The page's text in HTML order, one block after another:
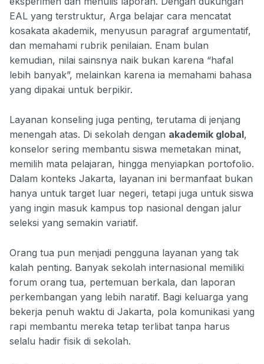
EAL yang terstruktur, Arga belajar cara mencatat
kosakata akademik, menyusun paragraf argumentatif,
dan memahami rubrik penilaian. Enam bulan
kemudian, nilai sainsnya naik bukan karena “hafal
lebih banyak”, melainkan karena ia memahami bahasa
yang dipakai untuk berpikir.
Layanan konseling juga penting, terutama di jenjang
menengah atas. Di sekolah dengan akademik global,
konselor sering membantu siswa memetakan minat,
memilih mata pelajaran, hingga menyiapkan portofolio.
Dalam konteks Jakarta, layanan ini bermanfaat bukan
hanya untuk target luar negeri, tetapi juga untuk siswa
yang ingin masuk kampus top nasional dengan jalur
seleksi yang semakin variatif.
Orang tua pun menjadi pengguna layanan yang tak
kalah penting. Banyak sekolah internasional memiliki
forum orang tua, pertemuan berkala, dan laporan
perkembangan yang lebih naratif. Bagi keluarga yang
bekerja penuh waktu di Jakarta, pola komunikasi yang
rapi membantu mereka tetap terlibat tanpa harus
selalu hadir fisik di sekolah.